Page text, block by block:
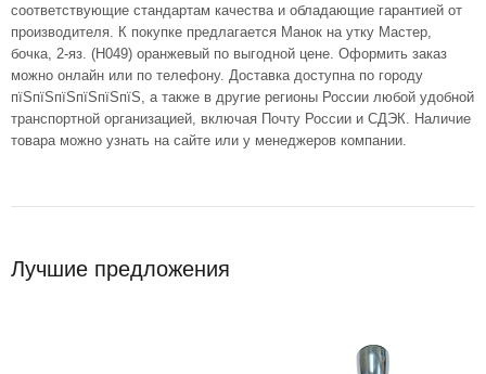
соответствующие стандартам качества и обладающие гарантией от
производителя. К покупке предлагается Манок на утку Мастер,
бочка, 2-яз. (H049) оранжевый по выгодной цене. Оформить заказ
можно онлайн или по телефону. Доставка доступна по городу
пїЅпїЅпїЅпїЅпїЅпїЅ, а также в другие регионы России любой удобной
транспортной организацией, включая Почту России и СДЭК. Наличие
товара можно узнать на сайте или у менеджеров компании.
Лучшие предложения